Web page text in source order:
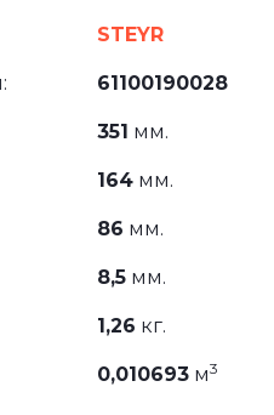
STEYR
61100190028
351 мм.
164 мм.
86 мм.
8,5 мм.
1,26 кг.
0,010693 м3